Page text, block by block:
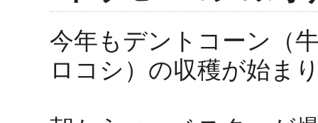
今年もデントコーン（
ロコシ）の収穫が始ま